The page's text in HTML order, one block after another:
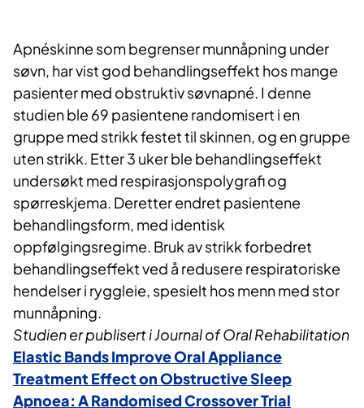
Apnéskinne som begrenser munnåpning under
søvn, har vist god behandlingseffekt hos mange
pasienter med obstruktiv søvnapné. I denne
studien ble 69 pasientene randomisert i en
gruppe med strikk festet til skinnen, og en gruppe
uten strikk. Etter 3 uker ble behandlingseffekt
undersøkt med respirasjonspolygrafi og
spørreskjema. Deretter endret pasientene
behandlingsform, med identisk
oppfølgingsregime. Bruk av strikk forbedret
behandlingseffekt ved å redusere respiratoriske
hendelser i ryggleie, spesielt hos menn med stor
munnåpning.
Studien er publisert i Journal of Oral Rehabilitation
Elastic Bands Improve Oral Appliance
Treatment Effect on Obstructive Sleep
Apnoea: A Randomised Crossover Trial